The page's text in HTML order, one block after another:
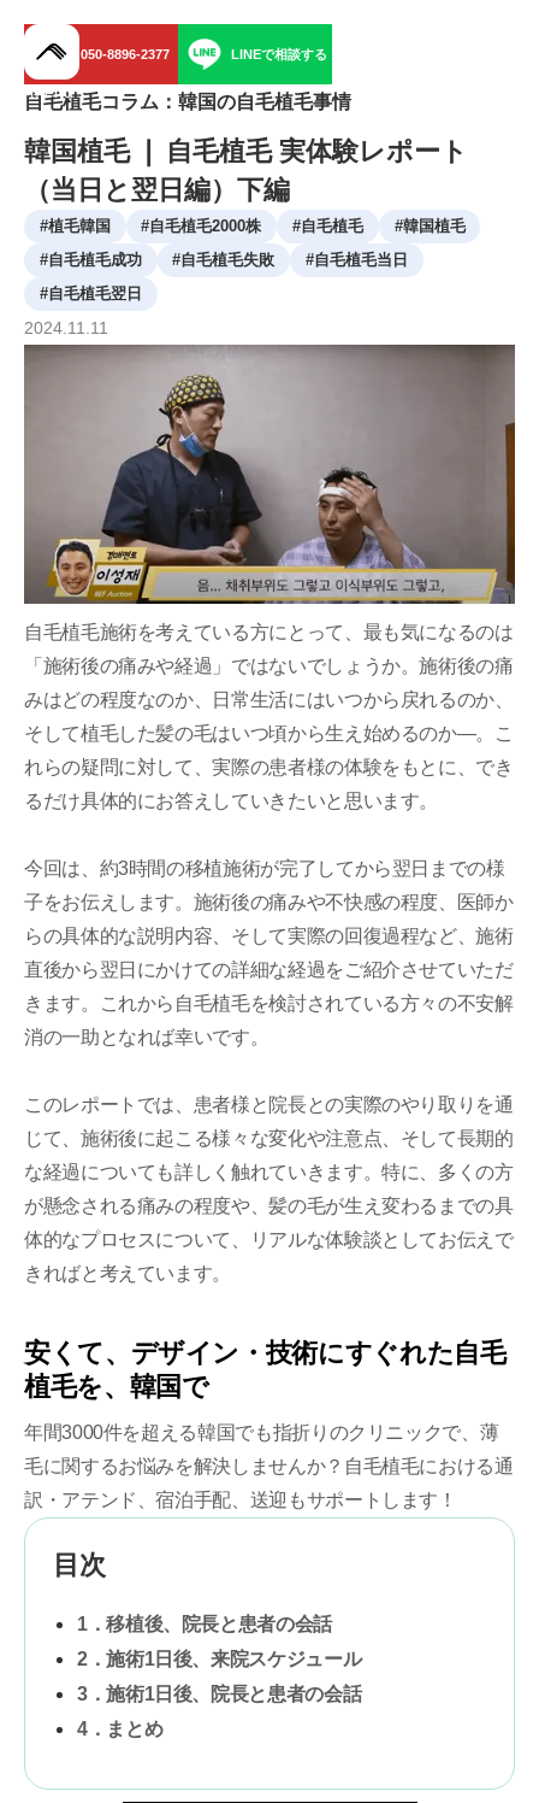
menu
050-8896-2377 LINEで相談する
自毛植毛コラム：韓国の自毛植毛事情
韓国植毛 ❘ 自毛植毛 実体験レポート
（当日と翌日編）下編
#植毛韓国 #自毛植毛2000株 #自毛植毛 #韓国植毛
#自毛植毛成功 #自毛植毛失敗 #自毛植毛当日
#自毛植毛翌日
2024 11 11
自毛植毛施術を考えている方にとって、最も気になるのは
「施術後の痛みや経過」ではないでしょうか。施術後の痛
みはどの程度なのか、日常生活にはいつから戻れるのか、
そして植毛した髪の毛はいつ頃から生え始めるのか—。こ
れらの疑問に対して、実際の患者様の体験をもとに、でき
るだけ具体的にお答えしていきたいと思います。
今回は、約3時間の移植施術が完了してから翌日までの様
子をお伝えします。施術後の痛みや不快感の程度、医師か
らの具体的な説明内容、そして実際の回復過程など、施術
直後から翌日にかけての詳細な経過をご紹介させていただ
きます。これから自毛植毛を検討されている方々の不安解
消の一助となれば幸いです。
このレポートでは、患者様と院長との実際のやり取りを通
じて、施術後に起こる様々な変化や注意点、そして長期的
な経過についても詳しく触れていきます。特に、多くの方
が懸念される痛みの程度や、髪の毛が生え変わるまでの具
体的なプロセスについて、リアルな体験談としてお伝えで
きればと考えています。
安くて、デザイン・技術にすぐれた自毛
植毛を、韓国で
年間3000件を超える韓国でも指折りのクリニックで、薄
毛に関するお悩みを解決しませんか？自毛植毛における通
訳・アテンド、宿泊手配、送迎もサポートします！
目次
1．移植後、院長と患者の会話
2．施術1日後、来院スケジュール
3．施術1日後、院長と患者の会話
4．まとめ